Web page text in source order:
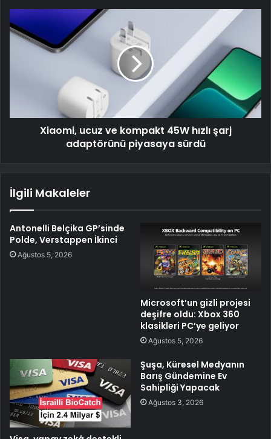
Xiaomi, ucuz ve kompakt 45W hızlı şarj
adaptörünü piyasaya sürdü
İlgili Makaleler
Antonelli Belçika GP’sinde
Polde, Verstappen İkinci
Ağustos 5, 2026
Microsoft’un gizli projesi
deşifre oldu: Xbox 360
klasikleri PC’ye geliyor
Ağustos 5, 2026
Şuşa, Küresel Medyanın
Barış Gündemine Ev
Sahipliği Yapacak
Ağustos 3, 2026